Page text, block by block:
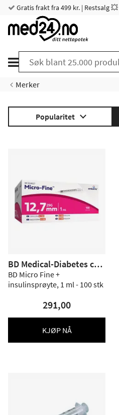
Gratis frakt fra 499 kr. | Restsalg 💥
Merker
Popularitet
BD Medical-Diabetes car
e
BD Micro Fine +
insulinsprøyte, 1 ml - 100 stk
291,00
KJØP NÅ